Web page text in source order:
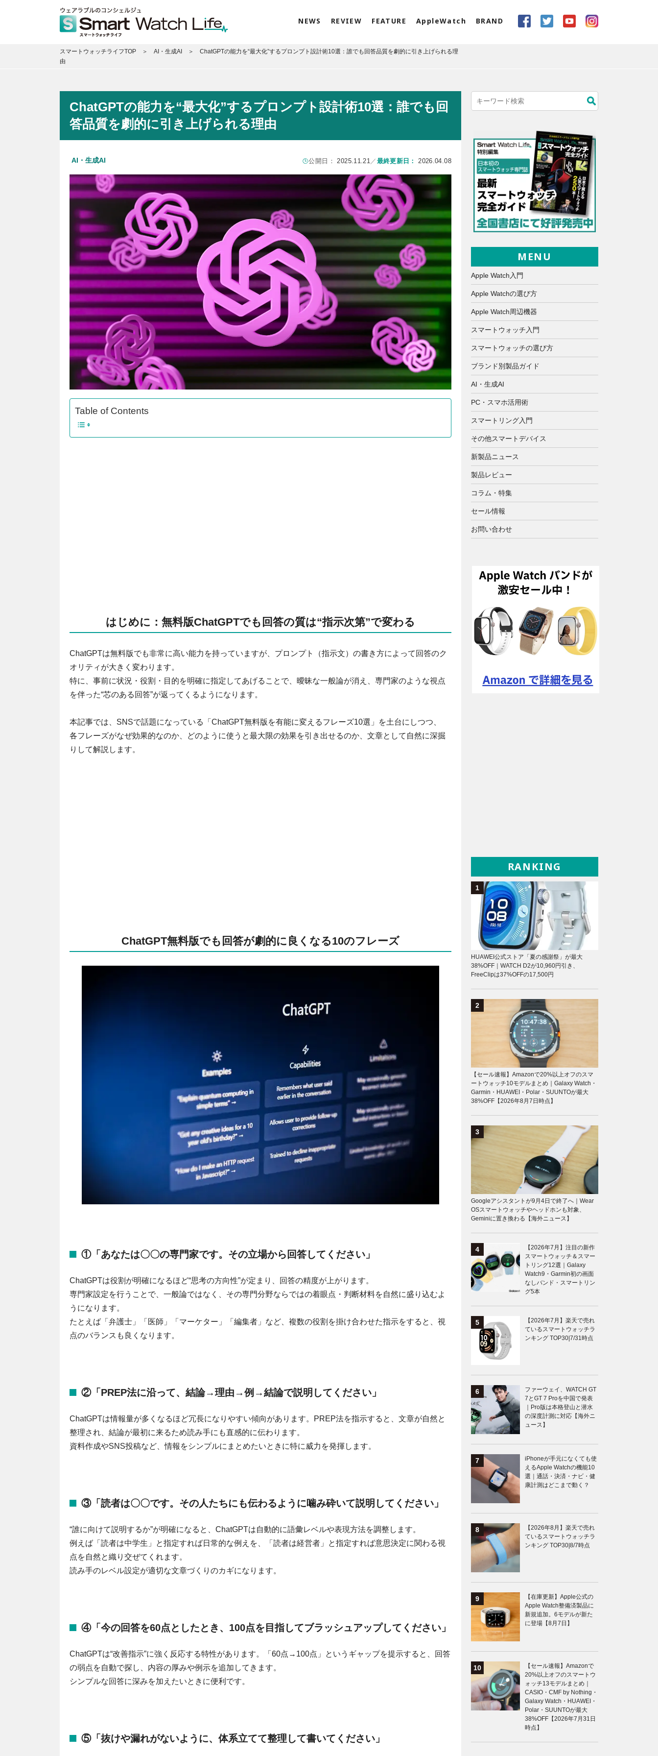
NEWS REVIEW FEATURE AppleWatch BRAND
スマートウォッチライフTOP AI・生成AI
ChatGPTの能力を“最大化”するプロンプト設計術10選：誰でも回答品質を劇的に引き上げられる理
由
ChatGPTの能力を“最大化”するプロンプト設計術10選：誰でも回
答品質を劇的に引き上げられる理由
AI・生成AI 公開日：2025.11.21／ 最終更新日： 2026.04.08
Table of Contents
はじめに：無料版ChatGPTでも回答の質は“指示次第”で変わる
ChatGPTは無料版でも非常に高い能力を持っていますが、プロンプト（指示文）の書き方によって回答のク
オリティが大きく変わります。
特に、事前に状況・役割・目的を明確に指定してあげることで、曖昧な一般論が消え、専門家のような視点
を伴った“芯のある回答”が返ってくるようになります。
本記事では、SNSで話題になっている「ChatGPT無料版を有能に変えるフレーズ10選」を土台にしつつ、
各フレーズがなぜ効果的なのか、どのように使うと最大限の効果を引き出せるのか、文章として自然に深掘
りして解説します。
ChatGPT無料版でも回答が劇的に良くなる10のフレーズ
①「あなたは〇〇の専門家です。その立場から回答してください」
ChatGPTは役割が明確になるほど“思考の方向性”が定まり、回答の精度が上がります。
専門家設定を行うことで、一般論ではなく、その専門分野ならではの着眼点・判断材料を自然に盛り込むよ
うになります。
たとえば「弁護士」「医師」「マーケター」「編集者」など、複数の役割を掛け合わせた指示をすると、視
点のバランスも良くなります。
②「PREP法に沿って、結論→理由→例→結論で説明してください」
ChatGPTは情報量が多くなるほど冗長になりやすい傾向があります。PREP法を指示すると、文章が自然と
整理され、結論が最初に来るため読み手にも直感的に伝わります。
資料作成やSNS投稿など、情報をシンプルにまとめたいときに特に威力を発揮します。
③「読者は〇〇です。その人たちにも伝わるように噛み砕いて説明してください」
“誰に向けて説明するか”が明確になると、ChatGPTは自動的に語彙レベルや表現方法を調整します。
例えば「読者は中学生」と指定すれば日常的な例えを、「読者は経営者」と指定すれば意思決定に関わる視
点を自然と織り交ぜてくれます。
読み手のレベル設定が適切な文章づくりのカギになります。
④「今の回答を60点としたとき、100点を目指してブラッシュアップしてください」
ChatGPTは“改善指示”に強く反応する特性があります。「60点→100点」というギャップを提示すると、回答
の弱点を自動で探し、内容の厚みや例示を追加してきます。
シンプルな回答に深みを加えたいときに便利です。
⑤「抜けや漏れがないように、体系立てて整理して書いてください」
MENU
Apple Watch入門
Apple Watchの選び方
Apple Watch周辺機器
スマートウォッチ入門
スマートウォッチの選び方
ブランド別製品ガイド
AI・生成AI
PC・スマホ活用術
スマートリング入門
その他スマートデバイス
新製品ニュース
製品レビュー
コラム・特集
セール情報
お問い合わせ
RANKING
HUAWEI公式ストア「夏の感謝祭」が最大
38%OFF｜WATCH D2が10,960円引き、
FreeClipは37%OFFの17,500円
【セール速報】Amazonで20%以上オフのスマ
ートウォッチ10モデルまとめ｜Galaxy Watch・
Garmin・HUAWEI・Polar・SUUNTOが最大
38%OFF【2026年8月7日時点】
Googleアシスタントが9月4日で終了へ｜Wear
OSスマートウォッチやヘッドホンも対象、
Geminiに置き換わる【海外ニュース】
【2026年7月】注目の新作
スマートウォッチ＆スマー
トリング12選｜Galaxy
Watch9・Garmin初の画面
なしバンド・スマートリン
グ5本
【2026年7月】楽天で売れ
ているスマートウォッチラ
ンキング TOP30|7/31時点
ファーウェイ、WATCH GT
7とGT 7 Proを中国で発表
｜Pro版は本格登山と潜水
の深度計測に対応【海外ニ
ュース】
iPhoneが手元になくても使
えるApple Watchの機能10
選｜通話・決済・ナビ・健
康計測はどこまで動く？
【2026年8月】楽天で売れ
ているスマートウォッチラ
ンキング TOP30|8/7時点
【在庫更新】Apple公式の
Apple Watch整備済製品に
新規追加。6モデルが新た
に登場【8月7日】
【セール速報】Amazonで
20%以上オフのスマートウ
ォッチ13モデルまとめ｜
CASIO・CMF by Nothing・
Galaxy Watch・HUAWEI・
Polar・SUUNTOが最大
38%OFF【2026年7月31日
時点】